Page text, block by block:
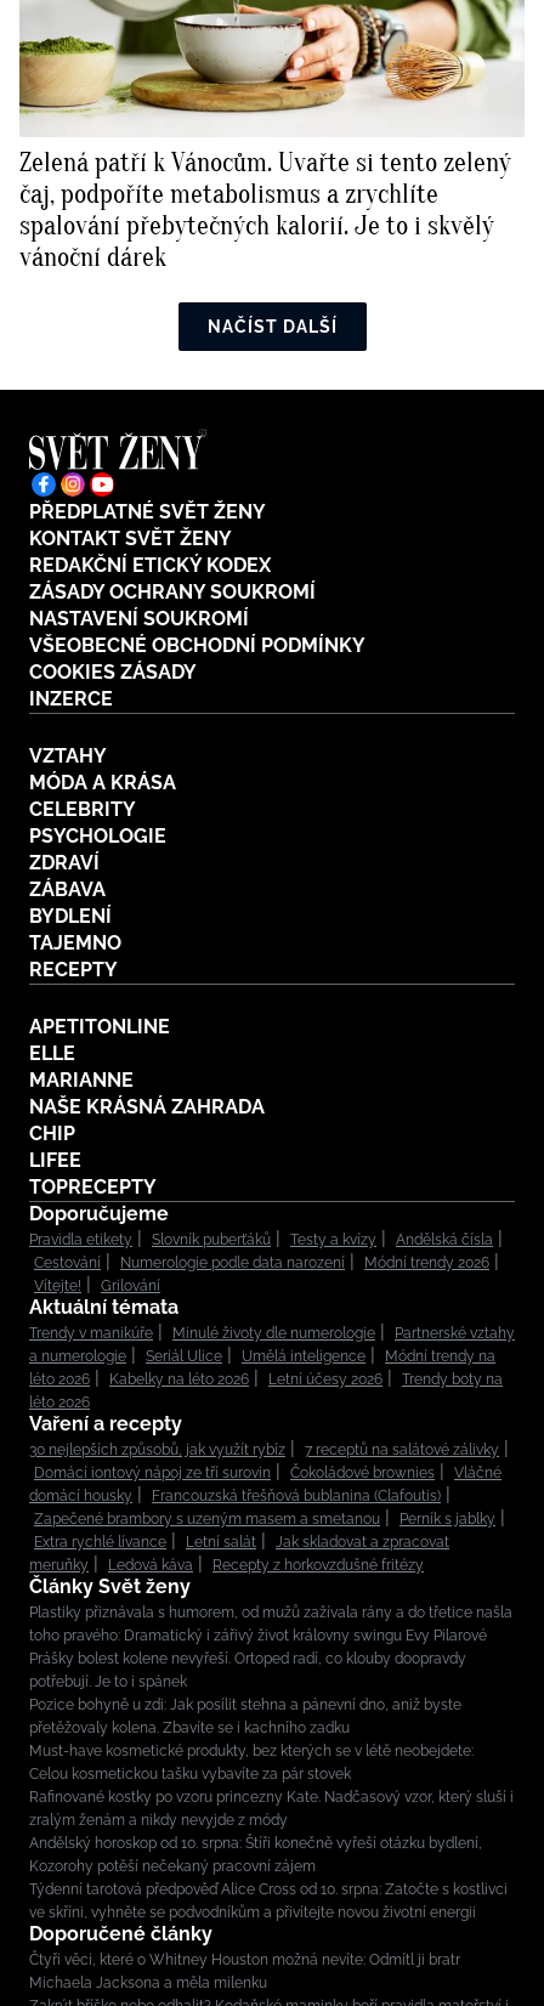
Zelená patří k Vánocům. Uvařte si tento zelený
čaj, podpoříte metabolismus a zrychlíte
spalování přebytečných kalorií. Je to i skvělý
vánoční dárek
NAČÍST DALŠÍ
PŘEDPLATNÉ SVĚT ŽENY
KONTAKT SVĚT ŽENY
REDAKČNÍ ETICKÝ KODEX
ZÁSADY OCHRANY SOUKROMÍ
NASTAVENÍ SOUKROMÍ
VŠEOBECNÉ OBCHODNÍ PODMÍNKY
COOKIES ZÁSADY
INZERCE
VZTAHY
MÓDA A KRÁSA
CELEBRITY
PSYCHOLOGIE
ZDRAVÍ
ZÁBAVA
BYDLENÍ
TAJEMNO
RECEPTY
APETITONLINE
ELLE
MARIANNE
NAŠE KRÁSNÁ ZAHRADA
CHIP
LIFEE
TOPRECEPTY
Doporučujeme
Pravidla etikety Slovník puberťáků Testy a kvízy
Andělská čísla
Cestování
Numerologie podle data narození
Módní trendy 2026
Vítejte!
Grilování
Aktuální témata
Trendy v manikúře Minulé životy dle numerologie
Partnerské vztahy
a numerologie
Seriál Ulice Umělá inteligence
Módní trendy na
léto 2026
Kabelky na léto 2026 Letní účesy 2026
Trendy boty na
léto 2026
Vaření a recepty
30 nejlepších způsobů, jak využít rybíz
7 receptů na salátové zálivky
Domácí iontový nápoj ze tří surovin
Čokoládové brownies
Vláčné
domácí housky
Francouzská třešňová bublanina (Clafoutis)
Zapečené brambory s uzeným masem a smetanou
Perník s jablky
Extra rychlé lívance
Letní salát
Jak skladovat a zpracovat
meruňky
Ledová káva Recepty z horkovzdušné fritézy
Články Svět ženy
Plastiky přiznávala s humorem, od mužů zažívala rány a do třetice našla
toho pravého: Dramatický i zářivý život královny swingu Evy Pilarové
Prášky bolest kolene nevyřeší. Ortoped radí, co klouby doopravdy
potřebují. Je to i spánek
Pozice bohyně u zdi: Jak posílit stehna a pánevní dno, aniž byste
přetěžovaly kolena. Zbavíte se i kachního zadku
Must-have kosmetické produkty, bez kterých se v létě neobejdete:
Celou kosmetickou tašku vybavíte za pár stovek
Rafinované kostky po vzoru princezny Kate. Nadčasový vzor, který sluší i
zralým ženám a nikdy nevyjde z módy
Andělský horoskop od 10. srpna: Štíři konečně vyřeší otázku bydlení,
Kozorohy potěší nečekaný pracovní zájem
Týdenní tarotová předpověď Alice Cross od 10. srpna: Zatočte s kostlivci
ve skříni, vyhněte se podvodníkům a přivítejte novou životní energii
Doporučené články
Čtyři věci, které o Whitney Houston možná nevíte: Odmítl ji bratr
Michaela Jacksona a měla milenku